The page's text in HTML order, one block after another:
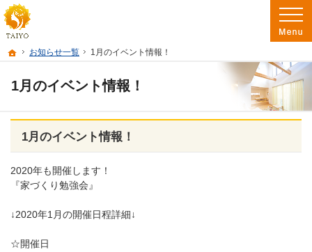
ホーム
お知らせ一覧 1月のイベント情報！
1月のイベント情報！
阿南市を中心に徳島南部で注文住宅・新築一戸建て・リフォームを手がけるた
徳島で注文住宅を建てるなら たいようホーム｜阿南市・徳島南部の地域密着工務店
1月のイベント情報！
2020年も開催します！
『家づくり勉強会』
↓2020年1月の開催日程詳細↓
☆開催日